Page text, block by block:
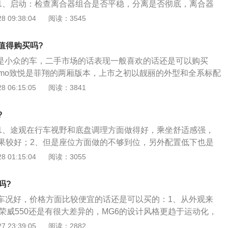
第三代车型，2009年登陆中国市场后，风骚极具跑格的外形
车的年轻人。
启动：检查离合器组合是否平稳，分离是否彻底，离合器
变速器检查，从开始到逐渐加挡，再由高速挡到低速挡，
到60公里\/小时左右，感觉有没有振动，如果有，可能是前
或是驱动轴有问题；4、路试：在40km\/h时突然抬起油门踏
听减速器是否有大的声音，如果有，说明减速器磨损严重。
09:38:04 阅读：3545
得购买吗?
小众的车，二手市场的话表现一般喜欢的话还是可以购买
致悦是菲翔的两厢版本，上市之初以靓丽的外型和全系标配
受到不小的关注；2、顶配和次顶配都配备了氙灯，而且是
卡钳搭配Brembo制动盘组成的刹车系统；从自动
06:15:05 阅读：3841
途观在行车视野和底盘调理方面做得好，乘坐舒适感强，
较好；2、但是座位方面做的不够到位，另外配置低下也是
些辅助设施的也可以买；3、还有就是从市场近期的表现来
01:15:04 阅读：3055
?
况好，价格方面比较便宜的话还是可以买的：1、从外观来
威550还是有很大差异的，MG6的设计风格更趋于运动化，
利动感一些；独特的类似宝马的那种双肾式进气格栅是名爵
23:39:05 阅读：2882